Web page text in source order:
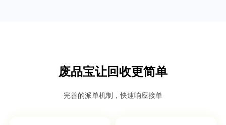
废品宝让回收更简单
完善的派单机制，快速响应接单